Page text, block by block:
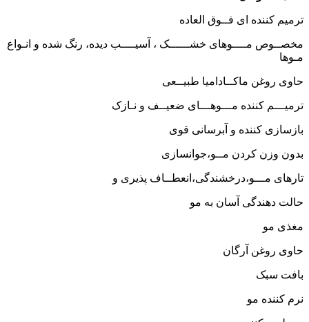
ترمیم کننده ای فــوق العاده
مخصــوص مــــوهای خشــــــک ، آسیــــب دیده، رنگ شده و انـواع
مـوها
حاوی روغن ماکــادامیا طبیــعی
ترمیـــم کننده مـــوهـــای ضعیــف و نـازک
بازسازی کننده و آبرسانی قوی
بدون وزن کردن مــو،جوانسازی
تارهای مـــو،درخشندگی،انعطــاف پذیری و
حالت دهندگی آسان به مو
مغذی مو
حاوی روغن آرگان
بافت سبک
نرم کننده مو